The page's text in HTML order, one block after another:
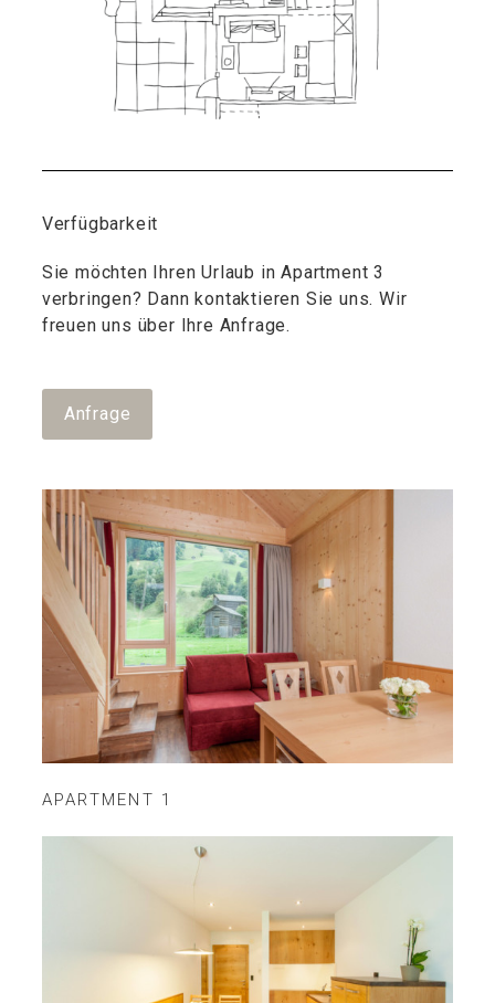
Verfügbarkeit
Sie möchten Ihren Urlaub in Apartment 3
verbringen? Dann kontaktieren Sie uns. Wir
freuen uns über Ihre Anfrage.
Anfrage
APARTMENT 1